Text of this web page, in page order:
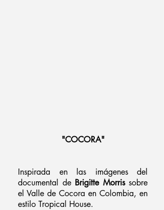
"COCORA"
Inspirada en las imágenes del
documental de Brigitte Morrissobre
el Valle de Cocora en Colombia, en
estilo Tropical House.